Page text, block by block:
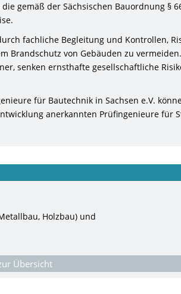
gemäß der Sächsischen Bauordnung §
fachliche Begleitung und Kontrollen,
Brandschutz von Gebäuden zu
senken ernsthafte gesellschaftliche
für Bautechnik in Sachsen e.V.
anerkannten Prüfingenieure für
Holzbau) und
Übersicht